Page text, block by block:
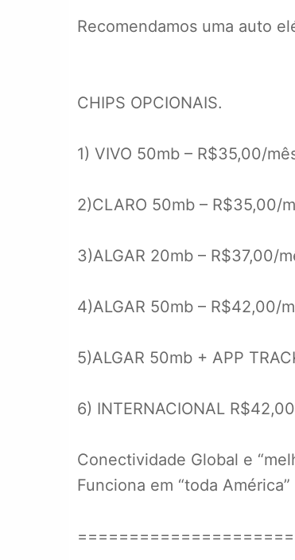
Recomendamos uma auto
CHIPS OPCIONAIS.
1) VIVO 50mb – R$35,00/
2)CLARO 50mb – R$35,00/
3)ALGAR 20mb – R$37,00/
4)ALGAR 50mb – R$42,00/
5)ALGAR 50mb + APP
6) INTERNACIONAL
Conectividade Global e
Funciona em “toda